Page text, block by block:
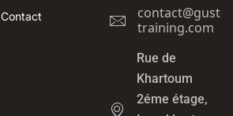
Contact
contact@gust-
training.com
Rue de
Khartoum
2éme étage,